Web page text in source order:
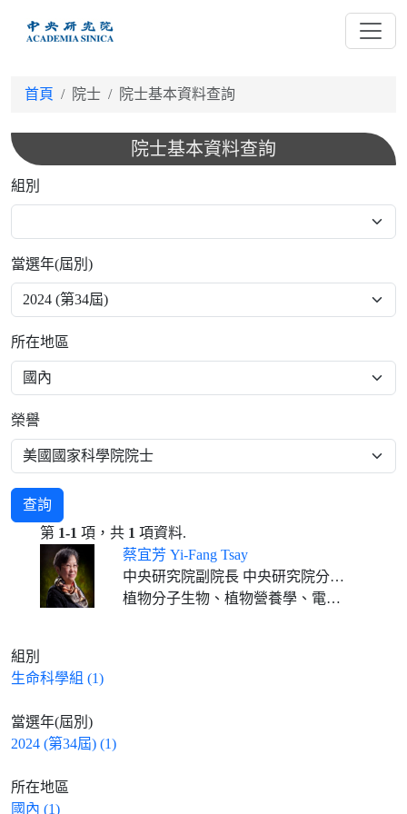
首頁 院士 院士基本資料查詢
院士基本資料查詢
組別
當選年(屆別)
所在地區
榮譽
查詢
第 1-1 項，共 1 項資料.
蔡宜芳 Yi-Fang Tsay
中央研究院副院長 中央研究院分子生物研究所特聘研究員
植物分子生物、植物營養學、電生理、細胞膜生物學
組別
生命科學組 (1)
當選年(屆別)
2024 (第34屆) (1)
所在地區
國內 (1)